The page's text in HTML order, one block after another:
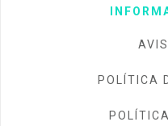
POLÍTICA